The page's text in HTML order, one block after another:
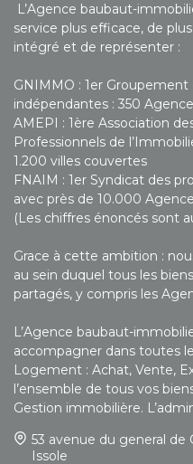
L’Agence baubaut-
service plus efficace, de
intégré et de représenter :
GNIMMO : 1er
indépendantes : 350
AMEPI : 1ère Association
Professionnels de
1.200 villes couvertes
FNAIM : 1er Syndicat des
avec près de 10.000
(Les chiffres énoncés sont
Grace à cette ambition :
au sein duquel tous les
partagés, y compris les
L’Agence baubaut-
accompagner dans toutes
Logement : Achat, Vente,
l’ensemble de tous vos
Gestion immobilière.
53 avenue du general de
Issole